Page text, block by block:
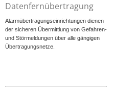
Datenfernübertragung
Alarmübertragungseinrichtungen dienen
der sicheren Übermittlung von Gefahren-
und Störmeldungen über alle gängigen
Übertragungsnetze.